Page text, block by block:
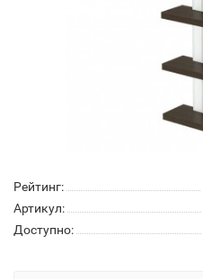
Рейтинг:
Артикул:
Доступно: